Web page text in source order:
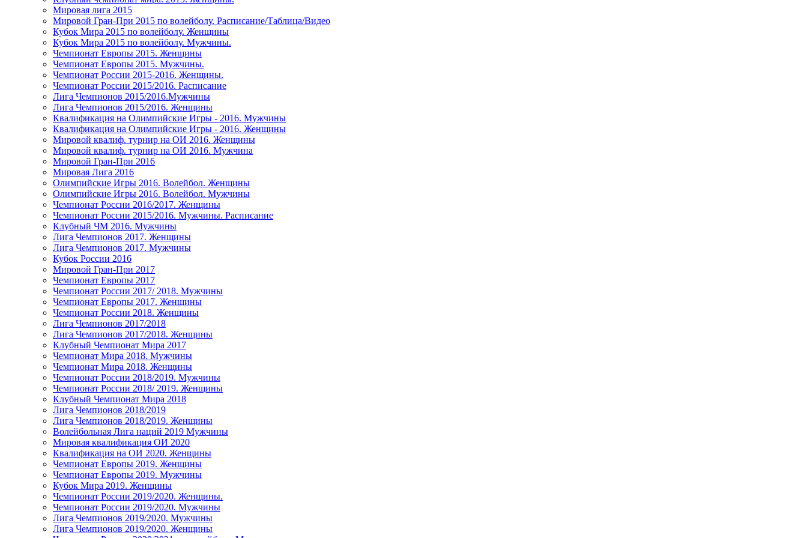
Мировая лига 2015
Мировой Гран-При 2015 по волейболу. Расписание/Таблица/Видео
Кубок Мира 2015 по волейболу. Женщины
Кубок Мира 2015 по волейболу. Мужчины.
Чемпионат Европы 2015. Женщины
Чемпионат Европы 2015. Мужчины.
Чемпионат России 2015-2016. Женщины.
Чемпионат России 2015/2016. Расписание
Лига Чемпионов 2015/2016.Мужчины
Лига Чемпионов 2015/2016. Женщины
Квалификация на Олимпийские Игры - 2016. Мужчины
Квалификация на Олимпийские Игры - 2016. Женщины
Мировой квалиф. турнир на ОИ 2016. Женщины
Мировой квалиф. турнир на ОИ 2016. Мужчина
Мировой Гран-При 2016
Мировая Лига 2016
Олимпийские Игры 2016. Волейбол. Женщины
Олимпийские Игры 2016. Волейбол. Мужчины
Чемпионат России 2016/2017. Женщины
Чемпионат России 2015/2016. Мужчины. Расписание
Клубный ЧМ 2016. Мужчины
Лига Чемпионов 2017. Женщины
Лига Чемпионов 2017. Мужчины
Кубок России 2016
Мировой Гран-При 2017
Чемпионат Европы 2017
Чемпионат России 2017/ 2018. Мужчины
Чемпионат Европы 2017. Женщины
Чемпионат России 2018. Женщины
Лига Чемпионов 2017/2018
Лига Чемпионов 2017/2018. Женщины
Клубный Чемпионат Мира 2017
Чемпионат Мира 2018. Мужчины
Чемпионат Мира 2018. Женщины
Чемпионат России 2018/2019. Мужчины
Чемпионат России 2018/ 2019. Женщины
Клубный Чемпионат Мира 2018
Лига Чемпионов 2018/2019
Лига Чемпионов 2018/2019. Женщины
Волейбольная Лига наций 2019 Мужчины
Мировая квалификация ОИ 2020
Квалификация на ОИ 2020. Женщины
Чемпионат Европы 2019. Женщины
Чемпионат Европы 2019. Мужчины
Кубок Мира 2019. Женщины
Чемпионат России 2019/2020. Женщины.
Чемпионат России 2019/2020. Мужчины
Лига Чемпионов 2019/2020. Мужчины
Лига Чемпионов 2019/2020. Женщины